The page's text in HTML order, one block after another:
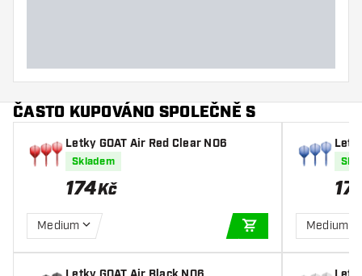
ČASTO KUPOVÁNO SPOLEČNĚ S
Letky GOAT Air Red Clear NO6
Skladem
174Kč
Medium
PŘIDAT DO KOŠÍKU
Medium